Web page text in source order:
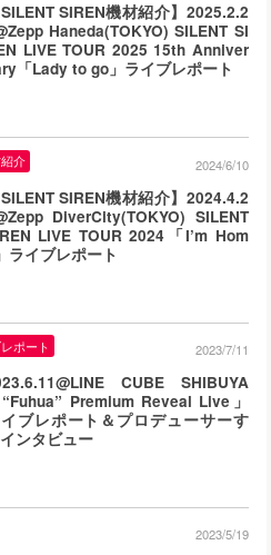
SILENT SIREN機材紹介】2025.2.2
Haneda(TOKYO) SILENT SI
LIVE TOUR 2025 15th Anniver
「Lady to go」ライブレポート
SILENT SIREN機材紹介】2024.4.2
DiverCity(TOKYO) SILENT
LIVE TOUR 2024「I’m Hom
ライブレポート
介 2024/6/10
CUBE SHIBUYA
“Fuhua” Premium Reveal Live」
ブレポート＆プロデューサーす
ンタビュー
ポート 2023/7/11
2023/5/19